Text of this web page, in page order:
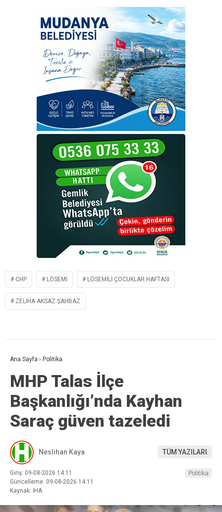
CHP LÖSEMI LÖSEMILI ÇOCUKLAR HAFTASI
ZELIHA AKSAZ ŞAHBAZ
Ana Sayfa › Politika
MHP Talas İlçe
Başkanlığı’nda Kayhan
Saraç güven tazeledi
Neslihan Kaya TÜM YAZILARI
Giriş: 09-08-2026 14:11
Güncelleme: 09-08-2026 14:11
Kaynak: İHA
Politika